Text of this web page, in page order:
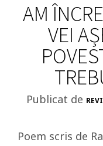
AM
VEI
Publicat de
Poem scris de